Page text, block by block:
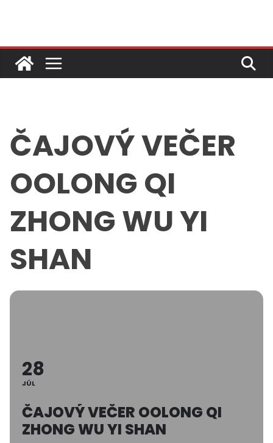
ČAJOVÝ VEČER
OOLONG QI
ZHONG WU YI
SHAN
28
JÚL
ČAJOVÝ VEČER OOLONG QI
ZHONG WU YI SHAN